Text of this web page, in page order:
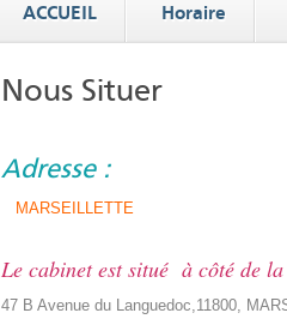
ACCUEIL Horaire
Nous Situer
Adresse :
MARSEILLETTE
Le cabinet est situé à côté de la
47 B Avenue du Languedoc,11800,